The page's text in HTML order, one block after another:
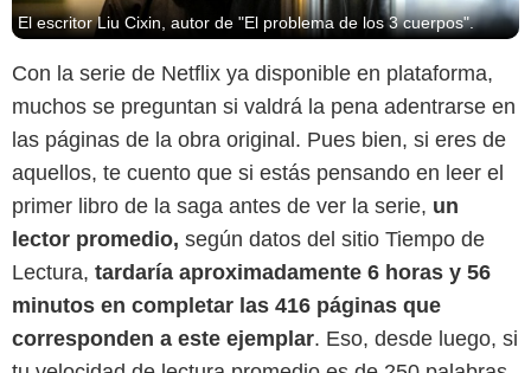
El escritor Liu Cixin, autor de "El problema de los 3 cuerpos".
Con la serie de Netflix ya disponible en plataforma,
muchos se preguntan si valdrá la pena adentrarse en
las páginas de la obra original. Pues bien, si eres de
aquellos, te cuento que si estás pensando en leer el
primer libro de la saga antes de ver la serie, un
lector promedio, según datos del sitio Tiempo de
Lectura, tardaría aproximadamente 6 horas y 56
minutos en completar las 416 páginas que
corresponden a este ejemplar. Eso, desde luego, si
Penguin Random House